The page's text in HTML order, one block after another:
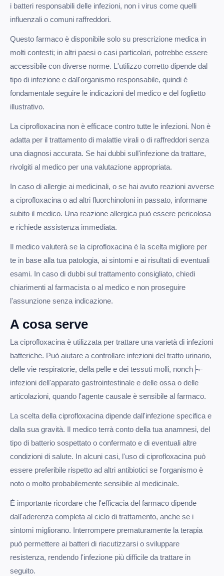
i batteri responsabili delle infezioni, non i virus come quelli
influenzali o comuni raffreddori.
Questo farmaco è disponibile solo su prescrizione medica in
molti contesti; in altri paesi o casi particolari, potrebbe essere
accessibile con diverse norme. L'utilizzo corretto dipende dal
tipo di infezione e dall'organismo responsabile, quindi è
fondamentale seguire le indicazioni del medico e del foglietto
illustrativo.
La ciprofloxacina non è efficace contro tutte le infezioni. Non è
adatta per il trattamento di malattie virali o di raffreddori senza
una diagnosi accurata. Se hai dubbi sull'infezione da trattare,
rivolgiti al medico per una valutazione appropriata.
In caso di allergie ai medicinali, o se hai avuto reazioni avverse
a ciprofloxacina o ad altri fluorchinoloni in passato, informane
subito il medico. Una reazione allergica può essere pericolosa
e richiede assistenza immediata.
Il medico valuterà se la ciprofloxacina è la scelta migliore per
te in base alla tua patologia, ai sintomi e ai risultati di eventuali
esami. In caso di dubbi sul trattamento consigliato, chiedi
chiarimenti al farmacista o al medico e non proseguire
l'assunzione senza indicazione.
A cosa serve
La ciprofloxacina è utilizzata per trattare una varietà di infezioni
batteriche. Può aiutare a controllare infezioni del tratto urinario,
delle vie respiratorie, della pelle e dei tessuti molli, nonch├⌐
infezioni dell'apparato gastrointestinale e delle ossa o delle
articolazioni, quando l'agente causale è sensibile al farmaco.
La scelta della ciprofloxacina dipende dall'infezione specifica e
dalla sua gravità. Il medico terrà conto della tua anamnesi, del
tipo di batterio sospettato o confermato e di eventuali altre
condizioni di salute. In alcuni casi, l'uso di ciprofloxacina può
essere preferibile rispetto ad altri antibiotici se l'organismo è
noto o molto probabilemente sensibile al medicinale.
È importante ricordare che l'efficacia del farmaco dipende
dall'aderenza completa al ciclo di trattamento, anche se i
sintomi migliorano. Interrompere prematuramente la terapia
può permettere ai batteri di riacutizzarsi o sviluppare
resistenza, rendendo l'infezione più difficile da trattare in
seguito.